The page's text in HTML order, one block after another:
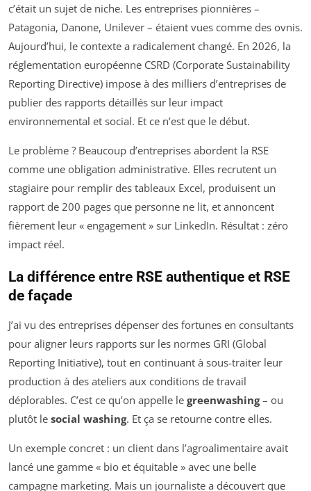
c’était un sujet de niche. Les entreprises pionnières –
Patagonia, Danone, Unilever – étaient vues comme des ovnis.
Aujourd’hui, le contexte a radicalement changé. En 2026, la
réglementation européenne CSRD (Corporate Sustainability
Reporting Directive) impose à des milliers d’entreprises de
publier des rapports détaillés sur leur impact
environnemental et social. Et ce n’est que le début.
Le problème ? Beaucoup d’entreprises abordent la RSE
comme une obligation administrative. Elles recrutent un
stagiaire pour remplir des tableaux Excel, produisent un
rapport de 200 pages que personne ne lit, et annoncent
fièrement leur « engagement » sur LinkedIn. Résultat : zéro
impact réel.
La différence entre RSE authentique et RSE
de façade
J’ai vu des entreprises dépenser des fortunes en consultants
pour aligner leurs rapports sur les normes GRI (Global
Reporting Initiative), tout en continuant à sous-traiter leur
production à des ateliers aux conditions de travail
déplorables. C’est ce qu’on appelle le greenwashing– ou
plutôt le social washing. Et ça se retourne contre elles.
Un exemple concret : un client dans l’agroalimentaire avait
lancé une gamme « bio et équitable » avec une belle
campagne marketing. Mais un journaliste a découvert que